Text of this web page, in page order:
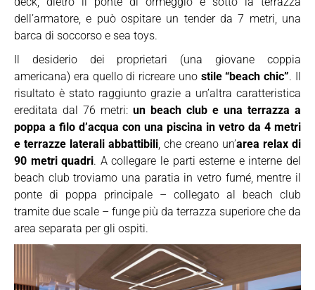
dell’armatore, e può ospitare un tender da 7 metri, una
barca di soccorso e sea toys.
Il desiderio dei proprietari (una giovane coppia
americana) era quello di ricreare uno stile “beach chic”. Il
risultato è stato raggiunto grazie a un’altra caratteristica
ereditata dal 76 metri: un beach club e una terrazza a
poppa a filo d’acqua con una piscina in vetro da 4 metri
e terrazze laterali abbattibili , che creano un’area relax di
90 metri quadri. A collegare le parti esterne e interne del
beach club troviamo una paratia in vetro fumé, mentre il
ponte di poppa principale – collegato al beach club
tramite due scale – funge più da terrazza superiore che da
area separata per gli ospiti.